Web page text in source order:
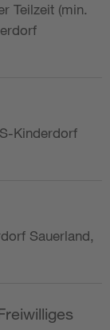
Teilzeit (min.
Kinderdorf
Sauerland,